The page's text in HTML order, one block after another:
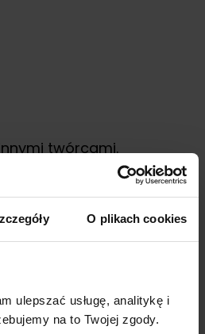
O plikach cookies
ulepszać usługę, analitykę i
na to Twojej zgody.
twórcami.
użytkownika do
ebookiem.
produktu w naffy i